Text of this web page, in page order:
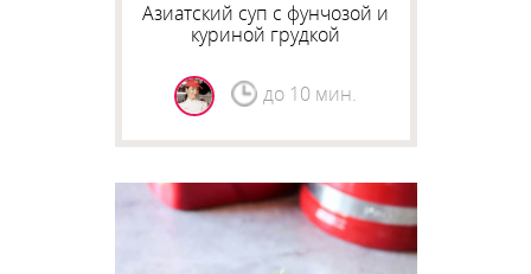
Азиатский суп с фунчозой и
куриной грудкой
до 10 мин.